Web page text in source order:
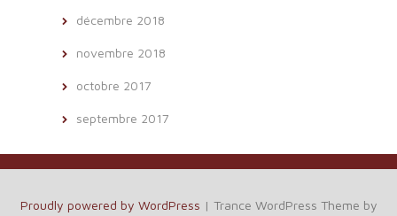
décembre 2018
novembre 2018
octobre 2017
septembre 2017
Proudly powered by WordPress | Trance WordPress Theme by